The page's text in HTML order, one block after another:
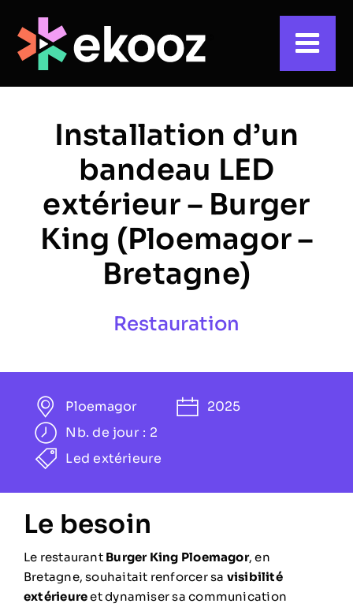
content
Installation d’un
bandeau LED
extérieur – Burger
King (Ploemagor –
Bretagne)
Restauration
Ploemagor
2025
Nb. de jour : 2
Led extérieure
Le besoin
Le restaurant Burger King Ploemagor, en
Bretagne, souhaitait renforcer sa visibilité
extérieureet dynamiser sa communication